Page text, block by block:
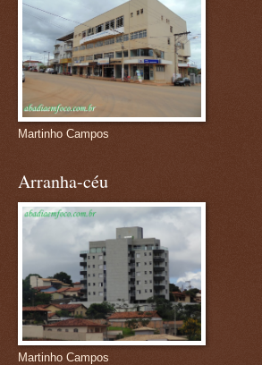
Martinho Campos
Arranha-céu
Martinho Campos